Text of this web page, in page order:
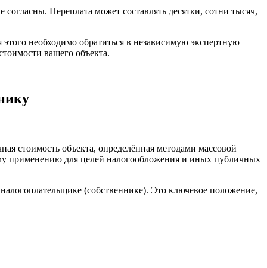
Переплата может составлять десятки, сотни тысяч,
необходимо обратиться в независимую экспертную
вашего объекта.
стоимость объекта, определённая методами массовой
применению для целей налогообложения и иных публичных
(собственнике). Это ключевое положение,